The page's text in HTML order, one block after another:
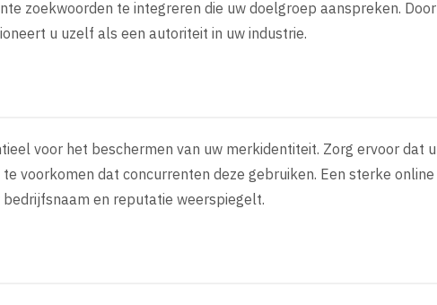
zoekwoorden te integreren die uw doelgroep aanspreken. Door
u uzelf als een autoriteit in uw industrie.
voor het beschermen van uw merkidentiteit. Zorg ervoor dat u
voorkomen dat concurrenten deze gebruiken. Een sterke online
en reputatie weerspiegelt.